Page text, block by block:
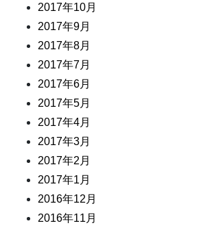
2017年10月
2017年9月
2017年8月
2017年7月
2017年6月
2017年5月
2017年4月
2017年3月
2017年2月
2017年1月
2016年12月
2016年11月